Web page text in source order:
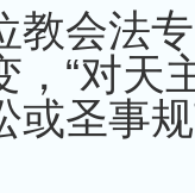
会法专
，“对天
或圣事